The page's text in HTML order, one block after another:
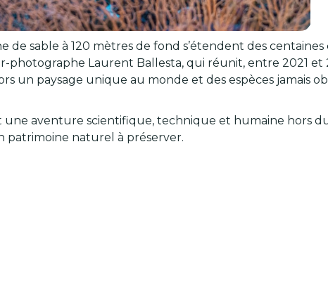
sable à 120 mètres de fond s’étendent des
Laurent Ballesta, qui réunit, entre 2021 et
paysage unique au monde et des espèces jamais
une aventure scientifique, technique et humaine hors
patrimoine naturel à préserver.